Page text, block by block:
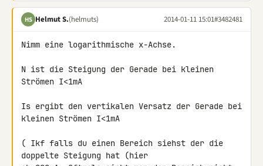
HS Helmut S.(helmuts) 2014-01-11 15:01#3482481
Nimm eine logarithmische x-Achse.
N ist die Steigung der Gerade bei kleinen
Strömen I<1mA
Is ergibt den vertikalen Versatz der Gerade bei
kleinen Strömen I<1mA
( Ikf falls du einen Bereich siehst der die
doppelte Steigung hat (hier